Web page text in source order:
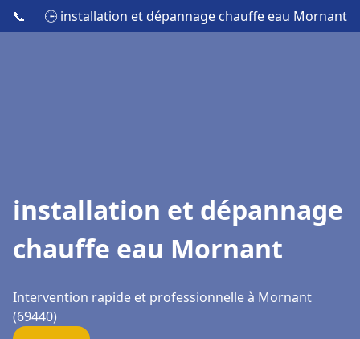
📞 🕒 installation et dépannage chauffe eau Mornant
installation et dépannage
chauffe eau Mornant
Intervention rapide et professionnelle à Mornant
(69440)